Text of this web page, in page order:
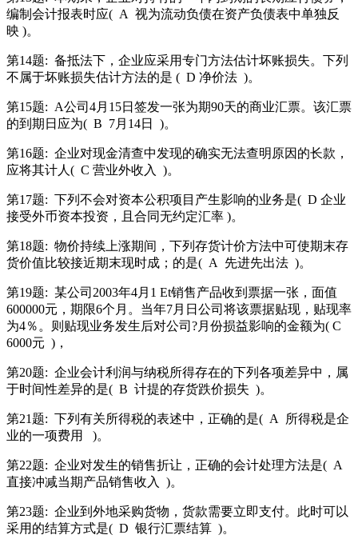
编制会计报表时应( A 视为流动负债在资产负债表中单独反
映 )。
第14题: 备抵法下，企业应采用专门方法估计坏账损失。下列
不属于坏账损失估计方法的是 ( D 净价法 )。
第15题: A公司4月15日签发一张为期90天的商业汇票。该汇票
的到期日应为( B 7月14日 )。
第16题: 企业对现金清查中发现的确实无法查明原因的长款，
应将其计人( C 营业外收入 )。
第17题: 下列不会对资本公积项目产生影响的业务是( D 企业
接受外币资本投资，且合同无约定汇率 )。
第18题: 物价持续上涨期间，下列存货计价方法中可使期末存
货价值比较接近期末现时成；的是( A 先进先出法 )。
第19题: 某公司2003年4月1 Et销售产品收到票据一张，面值
600000元，期限6个月。当年7月日公司将该票据贴现，贴现率
为4％。则贴现业务发生后对公司?月份损益影响的金额为( C
6000元 )，
第20题: 企业会计利润与纳税所得存在的下列各项差异中，属
于时间性差异的是( B 计提的存货跌价损失 )。
第21题: 下列有关所得税的表述中，正确的是( A
所得税是企
业的一项费用
)。
第22题: 企业对发生的销售折让，正确的会计处理方法是( A
直接冲减当期产品销售收入
)。
第23题: 企业到外地采购货物，货款需要立即支付。此时可以
采用的结算方式是( D 银行汇票结算 )。